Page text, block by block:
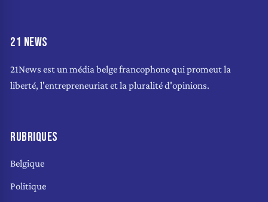
21 NEWS
21News est un média belge francophone qui promeut la
liberté, l'entrepreneuriat et la pluralité d'opinions.
RUBRIQUES
Belgique
Politique